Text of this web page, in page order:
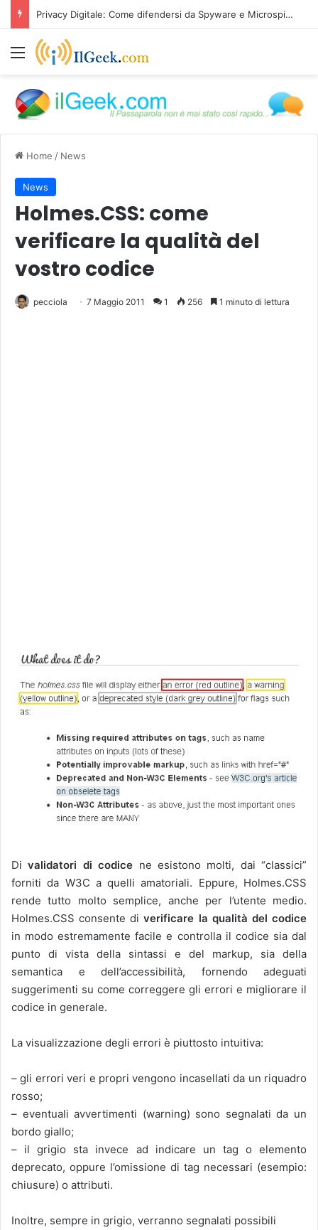
Privacy Digitale: Come difendersi da Spyware e Microspie di Nuova Generazione
Menu
Home / News
News
Holmes.CSS: come
verificare la qualità del
vostro codice
pecciola 7 Maggio 2011 1 256 1 minuto di lettura
Divalidatori di codice ne esistono molti, dai “classici”
forniti da W3C a quelli amatoriali. Eppure, Holmes.CSS
rende tutto molto semplice, anche per l’utente medio.
Holmes.CSS consente diverificare la qualità del codice
in modo estremamente facile e controlla il codice sia dal
punto di vista della sintassi e del markup, sia della
semantica e dell’accessibilità, fornendo adeguati
suggerimenti su come correggere gli errori e migliorare il
codice in generale.
La visualizzazione degli errori è piuttosto intuitiva:
– gli errori veri e propri vengono incasellati da un riquadro
rosso;
– eventuali avvertimenti (warning) sono segnalati da un
bordo giallo;
– il grigio sta invece ad indicare un tag o elemento
deprecato, oppure l’omissione di tag necessari (esempio:
chiusure) o attributi.
Inoltre, sempre in grigio, verranno segnalati possibili